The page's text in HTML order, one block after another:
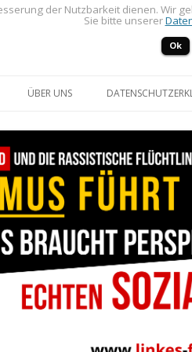
ÜBER UNS
der Nutzbarkeit dienen. Wir
Sie bitte unserer
Ok